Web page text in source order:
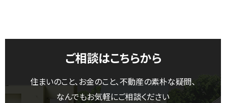
ご相談はこちらから
住まいのこと、お金のこと、不動産の素朴な疑問、
なんでもお気軽にご相談ください